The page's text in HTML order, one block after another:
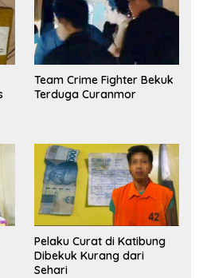
Team Crime Fighter Bekuk
Terduga Curanmor
Pelaku Curat di Katibung
Dibekuk Kurang dari
Sehari